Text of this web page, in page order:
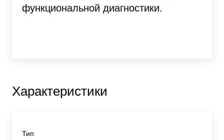
функциональной диагностики.
Характеристики
Тип